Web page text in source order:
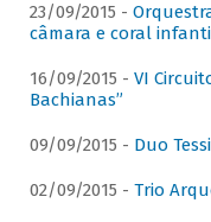
23/09/2015 -
câmara e coral
16/09/2015 - VI
Bachianas”
09/09/2015 - Duo
02/09/2015 - Trio